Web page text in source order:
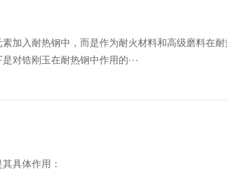
加入耐热钢中，而是作为耐火材料和高级磨料在耐
对锆刚玉在耐热钢中作用的···
具体作用：